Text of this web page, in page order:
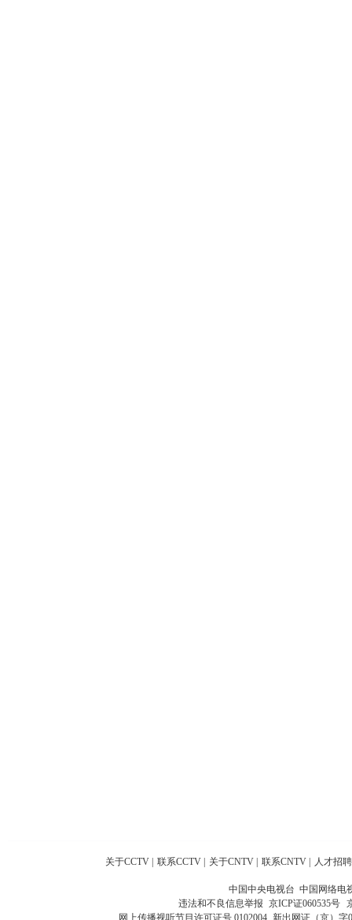
关于CCTV 联系CCTV 关于CNTV 联系CNTV 人才招聘
中国中央电视台 中国网络电
违法和不良信息举报 京ICP证060535号
网上传播视听节目许可证号 0102004 新出网证（京）